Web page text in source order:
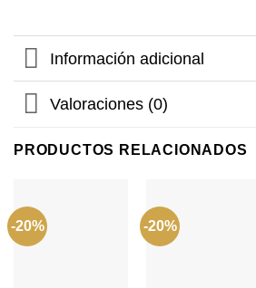
Información adicional
Valoraciones (0)
PRODUCTOS RELACIONADOS
-20% -20%